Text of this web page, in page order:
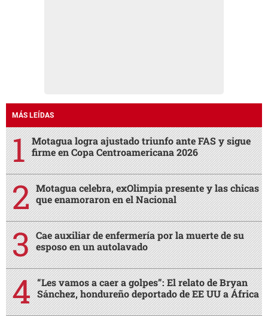
MÁS LEÍDAS
Motagua logra ajustado triunfo ante FAS y sigue
firme en Copa Centroamericana 2026
Motagua celebra, exOlimpia presente y las chicas
que enamoraron en el Nacional
Cae auxiliar de enfermería por la muerte de su
esposo en un autolavado
“Les vamos a caer a golpes”: El relato de Bryan
Sánchez, hondureño deportado de EE UU a África